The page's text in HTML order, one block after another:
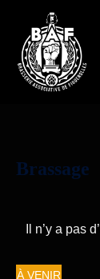
Brassage
Il n’y a pas
À VENIR